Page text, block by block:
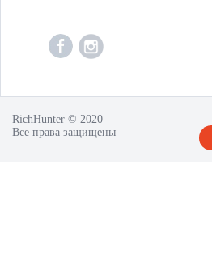
RichHunter © 2020
Все права защищены